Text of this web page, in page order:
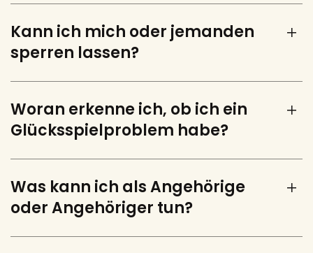
Kann ich mich oder jemanden
sperren lassen?
Woran erkenne ich, ob ich ein
Glücksspielproblem habe?
Was kann ich als Angehörige
oder Angehöriger tun?